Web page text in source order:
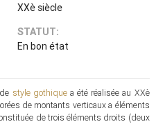
XXè siècle
STATUT:
En bon état
style gothiquea été réalisée au XXè
de montants verticaux a éléments
de trois éléments droits (deux